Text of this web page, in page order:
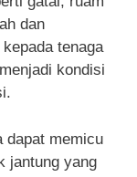
dan
tenaga
kondisi
dapat memicu
jantung yang